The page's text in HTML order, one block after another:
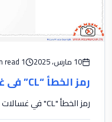
10 مارس، 2025 1 min read
رمز الخطأ “CL” في غسالات LG
رمز الخطأ "CL" في غسالات LG